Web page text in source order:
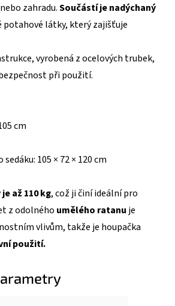
zahradu.Součástí je nadýchaný
potahové látky, který zajišťuje
vyrobená z ocelových trubek,
při použití.
cm
105 × 72 × 120 cm
až 110 kg, což ji činí ideální pro
z odolného umělého ratanu je
vlivům, takže je houpačka
použití.